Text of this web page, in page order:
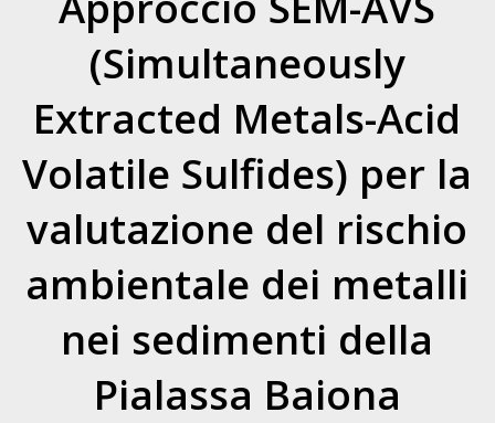
(Simultaneously
Extracted Metals-Acid
Volatile Sulfides) per la
valutazione del rischio
ambientale dei metalli
nei sedimenti della
Pialassa Baiona